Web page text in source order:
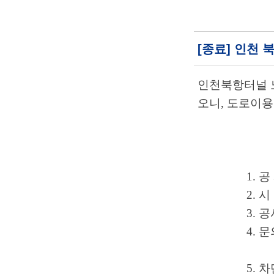
[종료] 인천
인천북항터널
오니 , 도로이
1.
2.
3.
4.
5. 차